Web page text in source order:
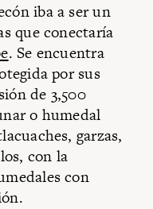
iba a ser un
que conectaría
. Se encuentra
por sus
de 3,500
o humedal
garzas,
con la
con